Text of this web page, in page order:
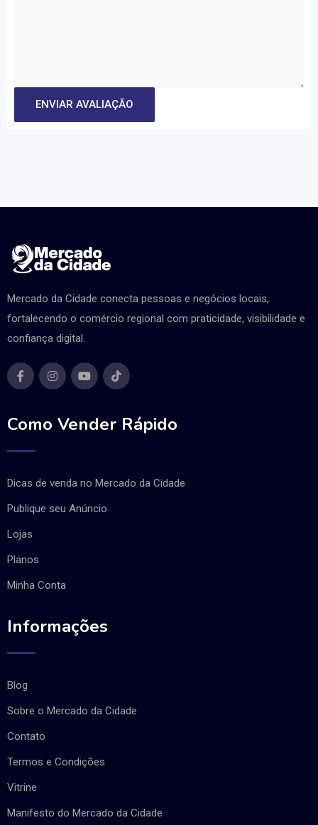
Mercado da Cidade conecta pessoas e negócios locais,
fortalecendo o comércio regional com praticidade, visibilidade e
confiança digital.
Como Vender Rápido
Dicas de venda no Mercado da Cidade
Publique seu Anúncio
Lojas
Planos
Minha Conta
Informações
Blog
Sobre o Mercado da Cidade
Contato
Termos e Condições
Vitrine
Manifesto do Mercado da Cidade